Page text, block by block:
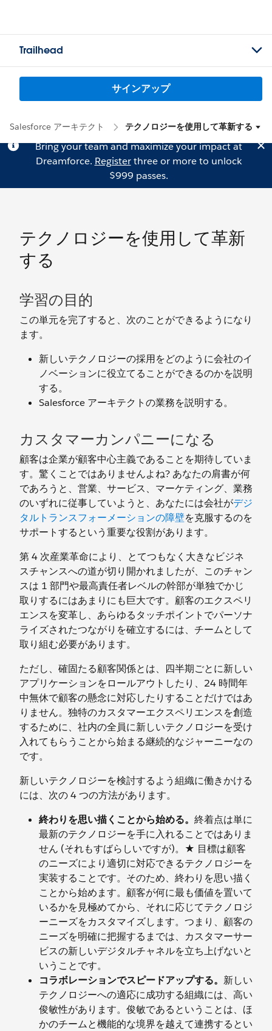
Trailhead
サインアップ
Salesforce アーキテクト テクノロジーを使用して革新する
Bring your team and maximize your impact at
Dreamforce. Registerthree or more to unlock
$999 passes.
テクノロジーを使用して革新
する
学習の目的
この単元を完了すると、次のことができるようになり
ます。
新しいテクノロジーの採用をどのように会社のイ
ノベーションに役立てることができるのかを説明
する。
Salesforce アーキテクトの業務を説明する。
カスタマーカンパニーになる
顧客は企業が顧客中心主義であることを期待していま
す。驚くことではありませんよね? あなたの肩書が何
であろうと、営業、サービス、マーケティング、業務
のいずれに従事していようと、あなたには会社がデジ
タルトランスフォーメーションの障壁を克服するのを
サポートするという重要な役割があります。
第 4 次産業革命により、とてつもなく大きなビジネ
スチャンスへの道が切り開かれましたが、このチャン
スは 1 部門や最高責任者レベルの幹部が単独でかじ
取りするにはあまりにも巨大です。顧客のエクスペリ
エンスを変革し、あらゆるタッチポイントでパーソナ
ライズされたつながりを確立するには、チームとして
取り組む必要があります。
ただし、確固たる顧客関係とは、四半期ごとに新しい
アプリケーションをロールアウトしたり、24 時間年
中無休で顧客の懸念に対応したりすることだけではあ
りません。独特のカスタマーエクスペリエンスを創造
するために、社内の全員に新しいテクノロジーを受け
入れてもらうことから始まる継続的なジャーニーなの
です。
新しいテクノロジーを検討するよう組織に働きかける
には、次の 4 つの方法があります。
終わりを思い描くことから始める。 終着点は単に
最新のテクノロジーを手に入れることではありま
せん (それもすばらしいですが)。★ 目標は顧客
のニーズにより適切に対応できるテクノロジーを
実装することです。そのため、終わりを思い描く
ことから始めます。顧客が何に最も価値を置いて
いるかを見極めてから、それに応じてテクノロジ
ーニーズをカスタマイズします。つまり、顧客の
ニーズを明確に把握するまでは、カスタマーサー
ビスの新しいデジタルチャネルを立ち上げないと
いうことです。
コラボレーションでスピードアップする。 新しい
テクノロジーへの適応に成功する組織には、高い
俊敏性があります。俊敏であるということは、ほ
かのチームと機能的な境界を越えて連携するとい